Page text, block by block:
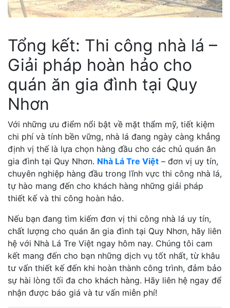
Tổng kết: Thi công nhà lá –
Giải pháp hoàn hảo cho
quán ăn gia đình tại Quy
Nhơn
Với những ưu điểm nổi bật về mặt thẩm mỹ, tiết kiệm
chi phí và tính bền vững, nhà lá đang ngày càng khẳng
định vị thế là lựa chọn hàng đầu cho các chủ quán ăn
gia đình tại Quy Nhơn. Nhà Lá Tre Việt – đơn vị uy tín,
chuyên nghiệp hàng đầu trong lĩnh vực thi công nhà lá,
tự hào mang đến cho khách hàng những giải pháp
thiết kế và thi công hoàn hảo.
Nếu bạn đang tìm kiếm đơn vị thi công nhà lá uy tín,
chất lượng cho quán ăn gia đình tại Quy Nhơn, hãy liên
hệ với Nhà Lá Tre Việt ngay hôm nay. Chúng tôi cam
kết mang đến cho bạn những dịch vụ tốt nhất, từ khâu
tư vấn thiết kế đến khi hoàn thành công trình, đảm bảo
sự hài lòng tối đa cho khách hàng. Hãy liên hệ ngay để
nhận được báo giá và tư vấn miễn phí!